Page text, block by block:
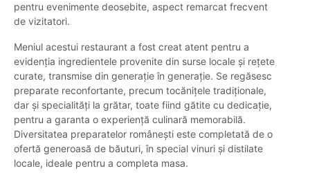
pentru evenimente deosebite, aspect remarcat frecvent
de vizitatori.
Meniul acestui restaurant a fost creat atent pentru a
evidenția ingredientele provenite din surse locale și rețete
curate, transmise din generație în generație. Se regăsesc
preparate reconfortante, precum tocănițele tradiționale,
dar și specialități la grătar, toate fiind gătite cu dedicație,
pentru a garanta o experiență culinară memorabilă.
Diversitatea preparatelor românești este completată de o
ofertă generoasă de băuturi, în special vinuri și distilate
locale, ideale pentru a completa masa.